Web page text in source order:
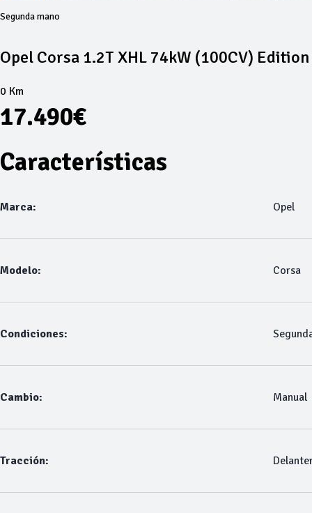
Segunda mano
Opel Corsa 1.2T XHL 74kW (100CV) Edition
0 Km
17.490€
Características
Marca: Opel
Modelo: Corsa
Condiciones:
Cambio: Manual
Tracción: